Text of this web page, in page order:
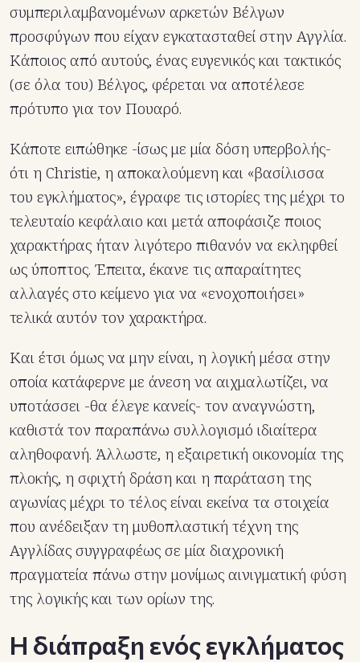
συμπεριλαμβανομένων αρκετών Βέλγων
προσφύγων που είχαν εγκατασταθεί στην Αγγλία.
Κάποιος από αυτούς, ένας ευγενικός και τακτικός
(σε όλα του) Βέλγος, φέρεται να αποτέλεσε
πρότυπο για τον Πουαρό.
Κάποτε ειπώθηκε -ίσως με μία δόση υπερβολής-
ότι η Christie, η αποκαλούμενη και «βασίλισσα
του εγκλήματος», έγραφε τις ιστορίες της μέχρι το
τελευταίο κεφάλαιο και μετά αποφάσιζε ποιος
χαρακτήρας ήταν λιγότερο πιθανόν να εκληφθεί
ως ύποπτος. Έπειτα, έκανε τις απαραίτητες
αλλαγές στο κείμενο για να «ενοχοποιήσει»
τελικά αυτόν τον χαρακτήρα.
Και έτσι όμως να μην είναι, η λογική μέσα στην
οποία κατάφερνε με άνεση να αιχμαλωτίζει, να
υποτάσσει -θα έλεγε κανείς- τον αναγνώστη,
καθιστά τον παραπάνω συλλογισμό ιδιαίτερα
αληθοφανή. Άλλωστε, η εξαιρετική οικονομία της
πλοκής, η σφιχτή δράση και η παράταση της
αγωνίας μέχρι το τέλος είναι εκείνα τα στοιχεία
που ανέδειξαν τη μυθοπλαστική τέχνη της
Αγγλίδας συγγραφέως σε μία διαχρονική
πραγματεία πάνω στην μονίμως αινιγματική φύση
της λογικής και των ορίων της.
H διάπραξη ενός εγκλήματος